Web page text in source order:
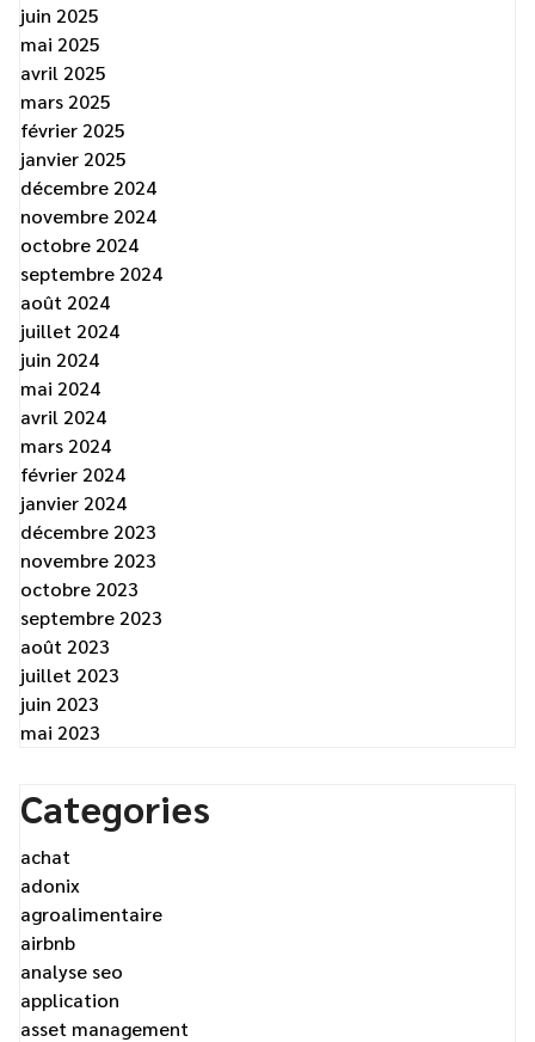
juin 2025
mai 2025
avril 2025
mars 2025
février 2025
janvier 2025
décembre 2024
novembre 2024
octobre 2024
septembre 2024
août 2024
juillet 2024
juin 2024
mai 2024
avril 2024
mars 2024
février 2024
janvier 2024
décembre 2023
novembre 2023
octobre 2023
septembre 2023
août 2023
juillet 2023
juin 2023
mai 2023
Categories
achat
adonix
agroalimentaire
airbnb
analyse seo
application
asset management